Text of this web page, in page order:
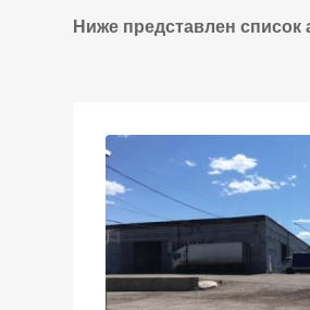
Ниже представлен